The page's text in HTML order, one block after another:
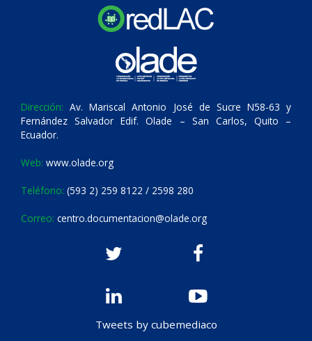
Dirección: Av. Mariscal Antonio José de Sucre N58-63 y
Fernández Salvador Edif. Olade – San Carlos, Quito –
Ecuador.
Web: www.olade.org
Teléfono: (593 2) 259 8122 / 2598 280
Correo: centro.documentacion@olade.org
Tweets by cubemediaco